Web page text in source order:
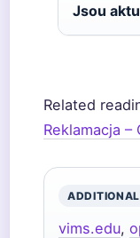
Jsou
Related
Reklamacja
vims.edu,